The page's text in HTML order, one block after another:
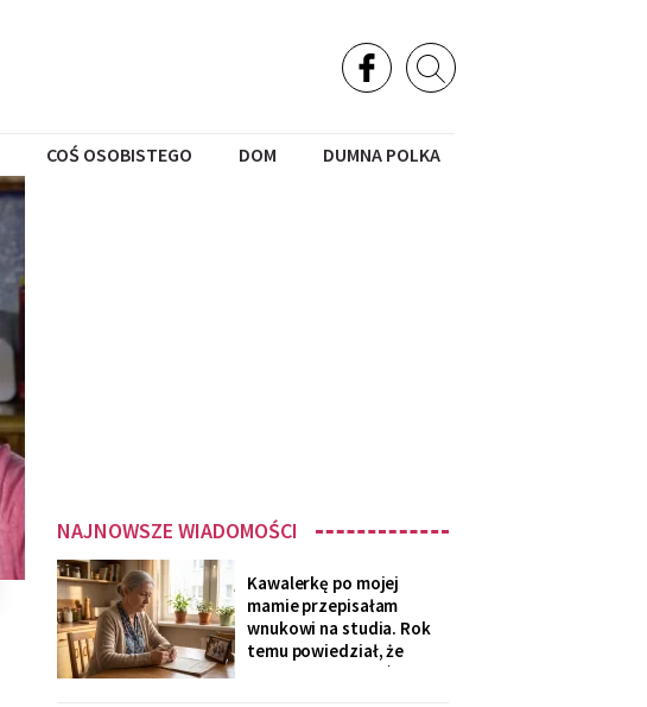
COŚ OSOBISTEGO DOM DUMNA POLKA
NAJNOWSZE WIADOMOŚCI
Kawalerkę po mojej
mamie przepisałam
wnukowi na studia. Rok
temu powiedział, że
musiał ją sprzedać, „bo